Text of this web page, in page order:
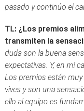
pasado y continúo el
TL: ¿Los premios
transmiten la
duda son la buena
expectativas. Y, en mi
Los premios están
vives y son una
ello al equipo es